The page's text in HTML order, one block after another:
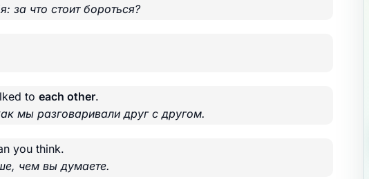
за что стоит бороться?
to each other.
мы разговаривали друг с другом.
you think.
чем вы думаете.